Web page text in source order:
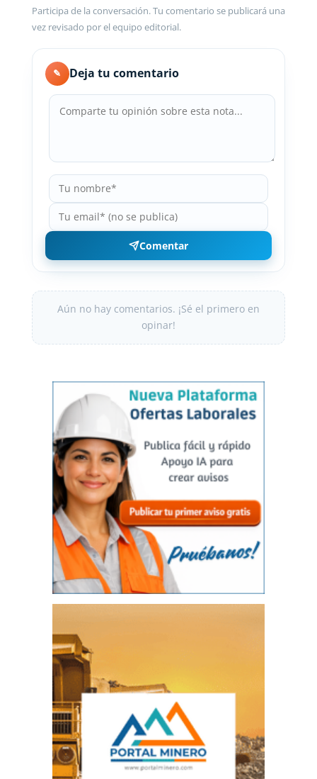
Participa de la conversación. Tu comentario se publicará una
vez revisado por el equipo editorial.
✎ Deja tu comentario
Comentar
Aún no hay comentarios. ¡Sé el primero en
opinar!